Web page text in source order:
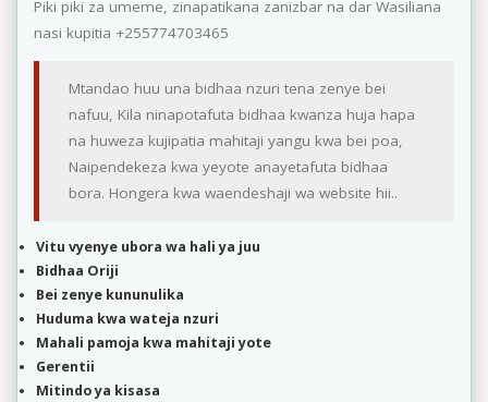
Piki piki za umeme, zinapatikana zanizbar na dar Wasiliana
nasi kupitia +255774703465
Mtandao huu una bidhaa nzuri tena zenye bei
nafuu, Kila ninapotafuta bidhaa kwanza huja hapa
na huweza kujipatia mahitaji yangu kwa bei poa,
Naipendekeza kwa yeyote anayetafuta bidhaa
bora. Hongera kwa waendeshaji wa website hii..
Vitu vyenye ubora wa hali ya juu
Bidhaa Oriji
Bei zenye kununulika
Huduma kwa wateja nzuri
Mahali pamoja kwa mahitaji yote
Gerentii
Mitindo ya kisasa